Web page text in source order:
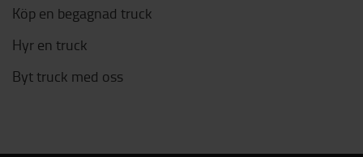
Köp en begagnad truck
Hyr en truck
Byt truck med oss